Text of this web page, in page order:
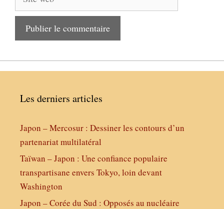
web
Les derniers articles
Japon – Mercosur : Dessiner les contours d’un
partenariat multilatéral
Taïwan – Japon : Une confiance populaire
transpartisane envers Tokyo, loin devant
Washington
Japon – Corée du Sud : Opposés au nucléaire